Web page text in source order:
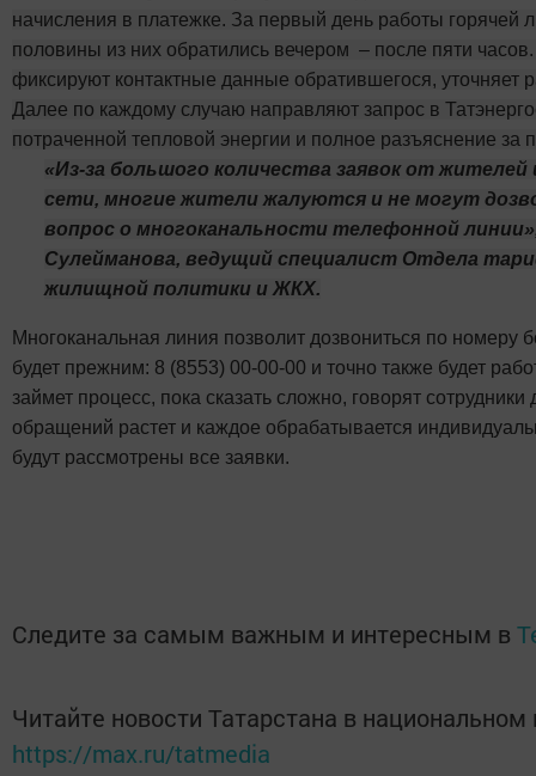
начисления в платежке. За первый день работы горячей
половины из них обратились вечером – после пяти
фиксируют контактные данные обратившегося,
Далее по каждому случаю направляют запрос в
потраченной тепловой энергии и полное разъяснение за
«Из-за большого количества заявок от
сети, многие жители жалуются и не могут
вопрос о многоканальности телефонной
Сулейманова, ведущий специалист Отдела
жилищной политики и ЖКХ.
Многоканальная линия позволит дозвониться по
будет прежним: 8 (8553) 00-00-00 и точно также будет
займет процесс, пока сказать сложно, говорят
обращений растет и каждое обрабатывается
будут рассмотрены все заявки.
Следите за самым важным и интересным в
Читайте новости Татарстана в
https://max.ru/tatmedia